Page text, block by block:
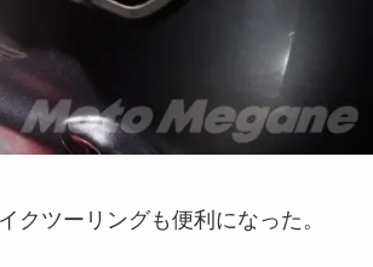
クツーリングも便利になった。